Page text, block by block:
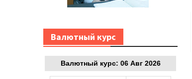
Bалютный курс
Bалютный курс: 06 Авг 2026